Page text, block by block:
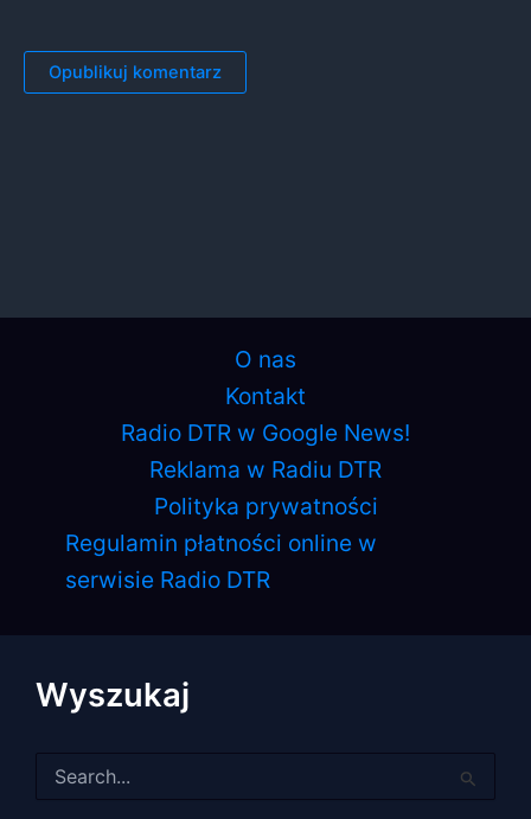
O nas
Kontakt
Radio DTR w Google News!
Reklama w Radiu DTR
Polityka prywatności
Regulamin płatności online w
serwisie Radio DTR
Wyszukaj
dla: